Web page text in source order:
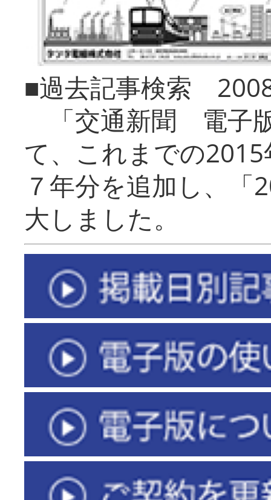
■過去記事検索
「交通新聞 電子
て、これまでの
７年分を追加し、「
大しまし